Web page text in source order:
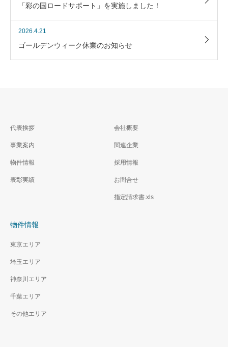
「彩の国ロードサポート」を実施しました！
2026.4.21
ゴールデンウィーク休業のお知らせ
代表挨拶
事業案内
物件情報
表彰実績
会社概要
関連企業
採用情報
お問合せ
指定請求書.xls
物件情報
東京エリア
埼玉エリア
神奈川エリア
千葉エリア
その他エリア